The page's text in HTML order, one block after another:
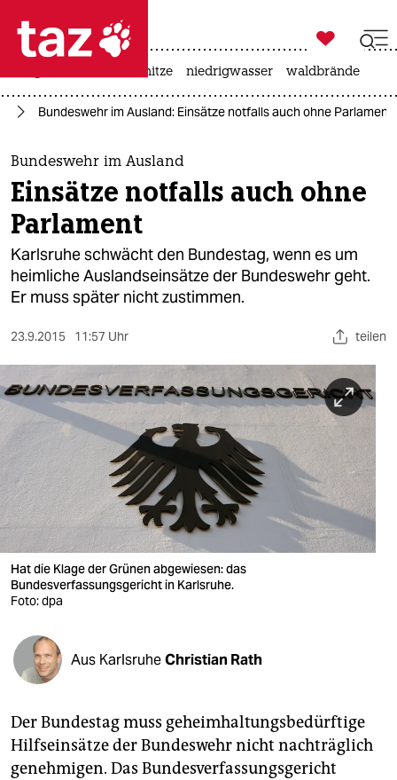
 taz zahl ich
taz zahl ich
themen
politik
öko
gesellschaft
sport
berlin
nord
wahrheit
verlag
verlag
veranstaltungen
fragen & hilfe
abo
genossenschaft

taz zahl ich
hitze niedrigwasser waldbrände
Bundeswehr im Ausland: Einsätze notfalls auch ohne Parlament
Bundeswehr im Ausland
Einsätze notfalls auch ohne
Parlament
Karlsruhe schwächt den Bundestag, wenn es um
heimliche Auslandseinsätze der Bundeswehr geht.
Er muss später nicht zustimmen.
23.9.2015 11:57 Uhr teilen
Hat die Klage der Grünen abgewiesen: das
Bundesverfassungsgericht in Karlsruhe.
Foto: dpa
Aus KarlsruheChristian Rath
Der Bundestag muss geheimhaltungsbedürftige
Hilfseinsätze der Bundeswehr nicht nachträglich
genehmigen. Das Bundesverfassungsgericht